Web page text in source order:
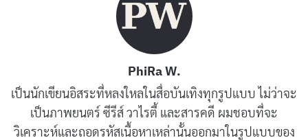
PhiRa W.
เป็นนักเขียนอิสระที่หลงใหลในสื่อบันเทิงทุกรูปแบบ ไม่ว่าจะ
เป็นภาพยนตร์ ซีรีส์ วาไรตี้ และสารคดี ผมชอบที่จะ
วิเคราะห์และถอดรหัสเนื้อหาเหล่านั้นออกมาในรูปแบบของ